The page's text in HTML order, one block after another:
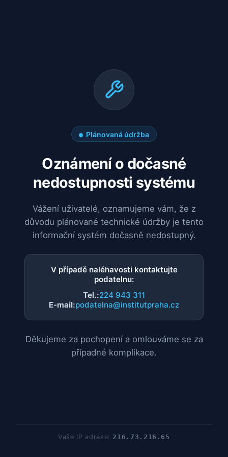
Plánovaná údržba
Oznámení o dočasné
nedostupnosti systému
Vážení uživatelé, oznamujeme vám, že z
důvodu plánované technické údržby je tento
informační systém dočasně nedostupný.
V případě naléhavosti kontaktujte
podatelnu:
Tel.:224 943 311
E-mail:podatelna@institutpraha.cz
Děkujeme za pochopení a omlouváme se za
případné komplikace.
Vaše IP adresa:216.73.216.65